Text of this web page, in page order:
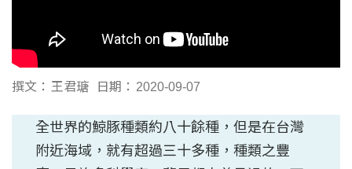
撰文： 王君瑭 日期： 2020-09-07
​全世界的鯨豚種類約八十餘種，但是在台灣
附近海域，就有超過三十多種，種類之豐